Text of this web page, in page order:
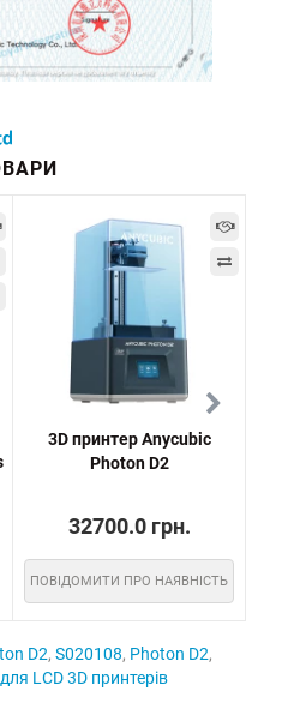
3D принтер Anycubic
Photon D2
32700.0 грн.
ПОВІДОМИТИ ПРО НАЯВНІСТЬ
D2, S020108, Photon D2,
LCD 3D принтерів